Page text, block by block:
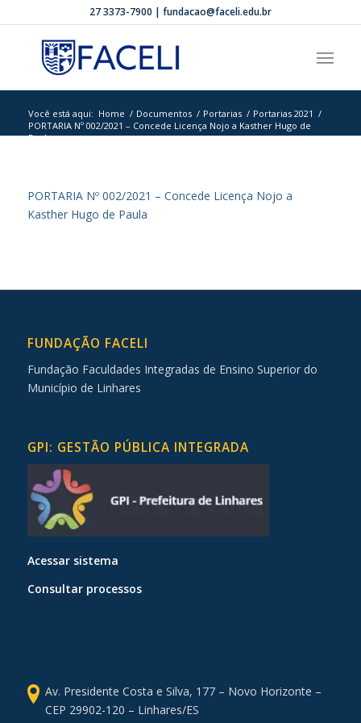
27 3373-7900 | fundacao@faceli.edu.br
Você está aqui: Home / Documentos / Portarias / Portarias 2021 /
PORTARIA Nº 002/2021 – Concede Licença Nojo a Kasther Hugo de
Paula...
PORTARIA Nº 002/2021 – Concede Licença Nojo a
Kasther Hugo de Paula
FUNDAÇÃO FACELI
Fundação Faculdades Integradas de Ensino Superior do
Município de Linhares
GPI: GESTÃO PÚBLICA INTEGRADA
Acessar sistema
Consultar processos
Av. Presidente Costa e Silva, 177 – Novo Horizonte –
CEP 29902-120 – Linhares/ES